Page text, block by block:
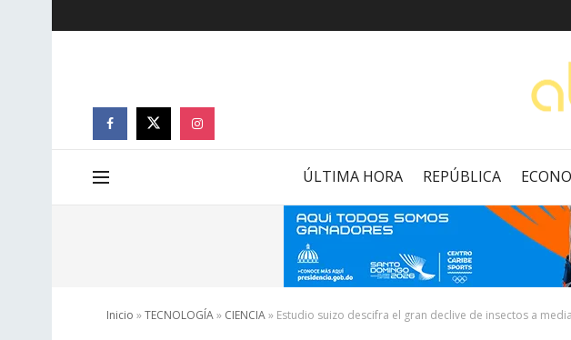
ÚLTIMA HORA REPÚBLICA
Inicio »TECNOLOGÍA» CIENCIA» Estudio suizo descifra el gran declive de insectos a